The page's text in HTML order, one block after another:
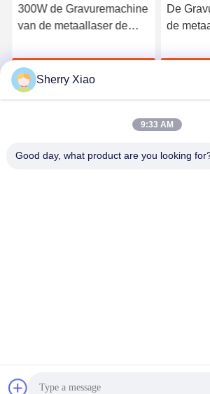
300W de Gravuremachine
van de metaallaser de
Waterkoelingsco2
Ga Nu Praten.
De
de
van de
Auteursrecht © 2016-2026 Wuhan
Co., Ltd. Allemaal. Alle rechten
Sherry Xiao
9:33 AM
Good day, what product are you looking